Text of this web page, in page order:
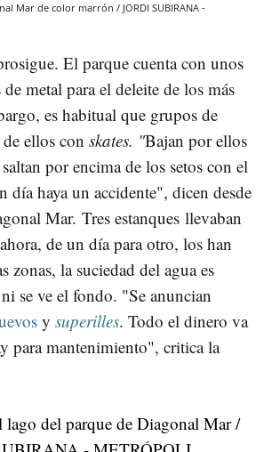
Mar de color marrón / JORDI SUBIRANA -
El parque cuenta con unos
metal para el deleite de los más
es habitual que grupos de
ellos con skates. "Bajan por ellos
por encima de los setos con el
día haya un accidente", dicen desde
Mar. Tres estanques llevaban
de un día para otro, los han
zonas, la suciedad del agua es
se ve el fondo. "Se anuncian
y superilles. Todo el dinero va
para mantenimiento", critica la